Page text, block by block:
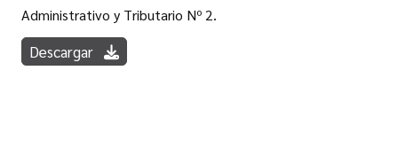
Administrativo y Tributario Nº 2.
Descargar